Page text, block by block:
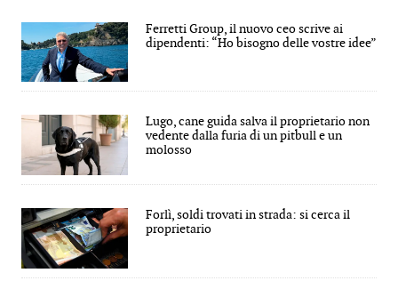
Ferretti Group, il nuovo ceo scrive ai
dipendenti: “Ho bisogno delle vostre idee”
Lugo, cane guida salva il proprietario non
vedente dalla furia di un pitbull e un
molosso
Forlì, soldi trovati in strada: si cerca il
proprietario